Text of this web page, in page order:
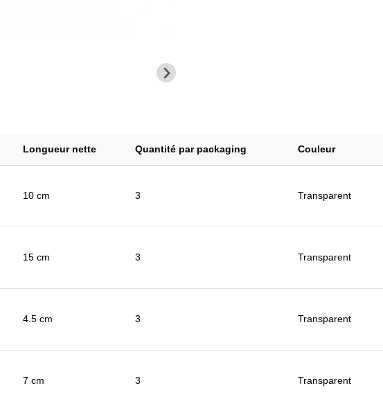
Longueur nette Quantité par packaging Couleur
10 cm 3 Transparent
15 cm 3 Transparent
4.5 cm 3 Transparent
7 cm 3 Transparent